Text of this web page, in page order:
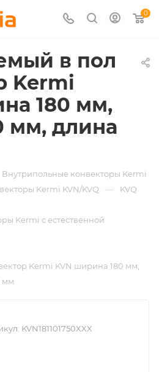
0
в пол
Kermi
180 мм,
мм, длина
Внутрипольные конвекторы Kermi
Kermi KVN/KVQ — KVQ
Kermi с естественной
Kermi KVN ширина 180 мм,
мм
KVN181101750XXX